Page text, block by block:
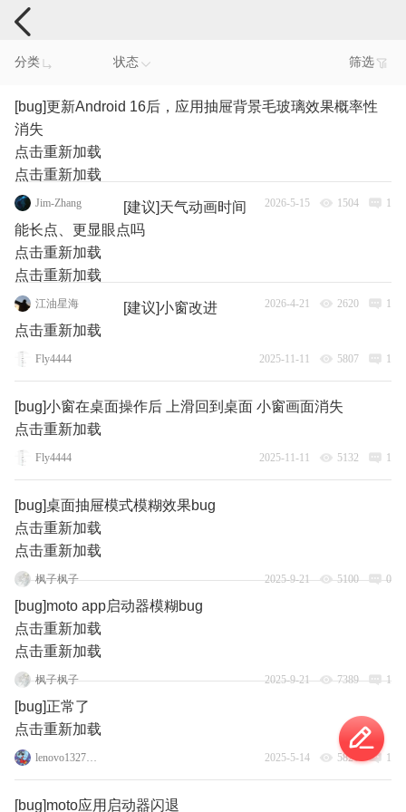
手机反馈
分类 状态 筛选
[bug]更新Android 16后，应用抽屉背景毛玻璃效果概率性
消失
点击重新加载
点击重新加载
Jim-Zhang 2026-5-15 1504 1
[建议]天气动画时间
能长点、更显眼点吗
点击重新加载
点击重新加载
江油星海 2026-4-21 2620 1
[建议]小窗改进
点击重新加载
Fly4444 2025-11-11 5807 1
[bug]小窗在桌面操作后 上滑回到桌面 小窗画面消失
点击重新加载
Fly4444 2025-11-11 5132 1
[bug]桌面抽屉模式模糊效果bug
点击重新加载
点击重新加载
枫子枫子 2025-9-21 5100 0
[bug]moto app启动器模糊bug
点击重新加载
点击重新加载
枫子枫子 2025-9-21 7389 1
[bug]正常了
点击重新加载
lenovo132760642 2025-5-14 5821 1
[bug]moto应用启动器闪退